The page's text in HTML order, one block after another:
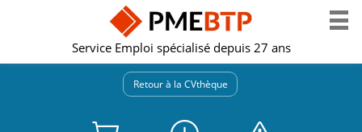
Service Emploi spécialisé depuis 27 ans
Retour à la CVthèque